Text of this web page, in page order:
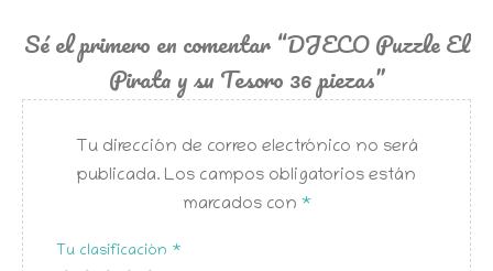
Sé el primero en comentar “DJECO Puzzle El
Pirata y su Tesoro 36 piezas”
Tu dirección de correo electrónico no será
publicada. Los campos obligatorios están
marcados con *
Tu clasificación *